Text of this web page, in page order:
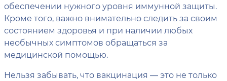
обеспечении нужного уровня иммунной защиты.
Кроме того, важно внимательно следить за своим
состоянием здоровья и при наличии любых
необычных симптомов обращаться за
медицинской помощью.
Нельзя забывать, что вакцинация — это не только